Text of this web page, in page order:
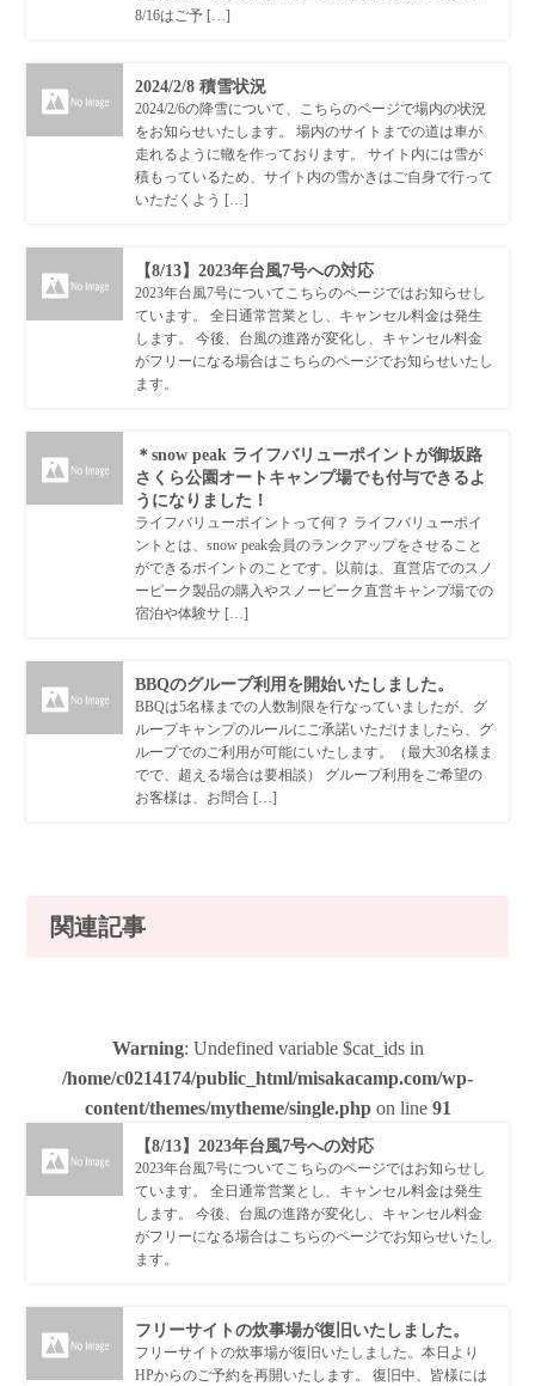
8/16はご予 […]
2024/2/8 積雪状況
2024/2/6の降雪について、こちらのページで場内の状況
をお知らせいたします。 場内のサイトまでの道は車が
走れるように轍を作っております。 サイト内には雪が
積もっているため、サイト内の雪かきはご自身で行って
いただくよう […]
【8/13】2023年台風7号への対応
2023年台風7号についてこちらのページではお知らせし
ています。 全日通常営業とし、キャンセル料金は発生
します。 今後、台風の進路が変化し、キャンセル料金
がフリーになる場合はこちらのページでお知らせいたし
ます。
＊snow peak ライフバリューポイントが御坂路
さくら公園オートキャンプ場でも付与できるよ
うになりました！
ライフバリューポイントって何？ ライフバリューポイ
ントとは、snow peak会員のランクアップをさせること
ができるポイントのことです。以前は、直営店でのスノ
ーピーク製品の購入やスノーピーク直営キャンプ場での
宿泊や体験サ […]
BBQのグループ利用を開始いたしました。
BBQは5名様までの人数制限を行なっていましたが、グ
ループキャンプのルールにご承諾いただけましたら、グ
ループでのご利用が可能にいたします。（最大30名様ま
でで、超える場合は要相談） グループ利用をご希望の
お客様は、お問合 […]
関連記事
Warning: Undefined variable $cat_ids in
/home/c0214174/public_html/misakacamp.com/wp-
content/themes/mytheme/single.phpon line 91
【8/13】2023年台風7号への対応
2023年台風7号についてこちらのページではお知らせし
ています。 全日通常営業とし、キャンセル料金は発生
します。 今後、台風の進路が変化し、キャンセル料金
がフリーになる場合はこちらのページでお知らせいたし
ます。
フリーサイトの炊事場が復旧いたしました。
フリーサイトの炊事場が復旧いたしました。本日より
HPからのご予約を再開いたします。 復旧中、皆様には